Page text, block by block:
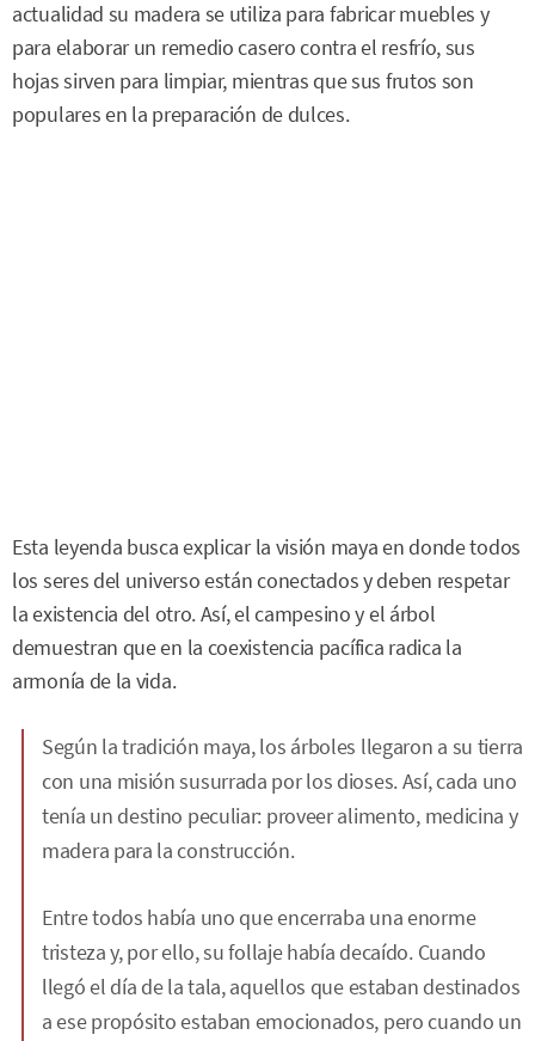
actualidad su madera se utiliza para fabricar muebles y
para elaborar un remedio casero contra el resfrío, sus
hojas sirven para limpiar, mientras que sus frutos son
populares en la preparación de dulces.
Esta leyenda busca explicar la visión maya en donde todos
los seres del universo están conectados y deben respetar
la existencia del otro. Así, el campesino y el árbol
demuestran que en la coexistencia pacífica radica la
armonía de la vida.
Según la tradición maya, los árboles llegaron a su tierra
con una misión susurrada por los dioses. Así, cada uno
tenía un destino peculiar: proveer alimento, medicina y
madera para la construcción.
Entre todos había uno que encerraba una enorme
tristeza y, por ello, su follaje había decaído. Cuando
llegó el día de la tala, aquellos que estaban destinados
a ese propósito estaban emocionados, pero cuando un